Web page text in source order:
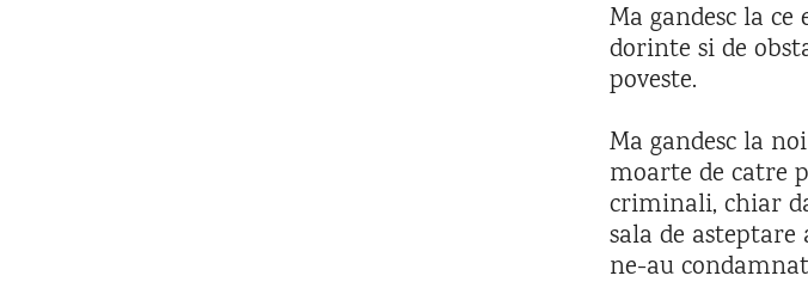
Ma gandesc la ce
dorinte si de
poveste.
Ma gandesc la
moarte de catre
criminali, chiar
sala de
ne-au